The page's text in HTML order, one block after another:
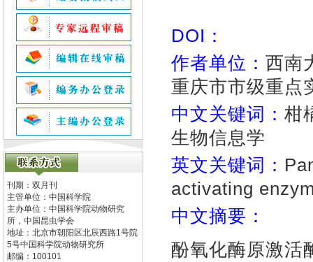
刊期：双月刊
主管单位： 中国科学院
主办单位： 中国科学院动物研究
所，中国昆虫学会
地址： 北京市朝阳区北辰西路1号院
5号中国科学院动物研究所
邮编： 100101
DOI：
作者单位： 西南
重庆市市级重点
中文关键词： 柑
生物信息学
英文关键词：
activating
中文摘要：
酚氧化酶原激活